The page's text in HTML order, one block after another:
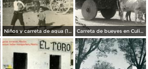
Niños y carreta de agua (1908) Carreta de bueyes en Culiacán